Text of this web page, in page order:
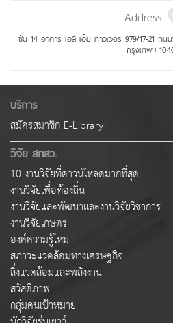
Address
ชั้น 14 อาคาร เอส เอ็ม ทาวเวอร์ 979/17-21 ถน
กรุงเทพฯ
บริการ
สมัครสมาชิก E-Library
วิจัย สกสว.
10 งานวิจัยที่ดาวน์โหลดมากที่สุด
งานวิจัยเพื่อท้องถิ่น
งานวิจัยและพัฒนาและงานวิจัยวิชาการ
งานวิจัยเกษตร
องค์ความรู้ใหม่
สภาวะแวดล้อมทางเศรษฐกิจ
สิ่งแวดล้อมและพลังงาน
สวัสดิภาพ
กลุ่มคนเป้าหมาย